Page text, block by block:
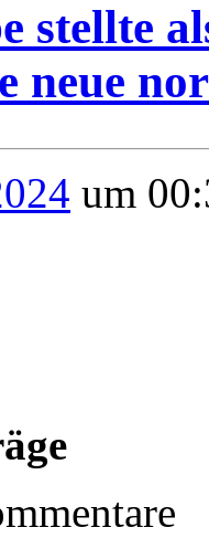
stellte
neue
um